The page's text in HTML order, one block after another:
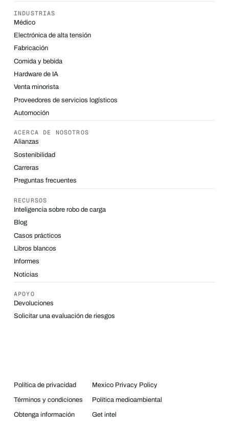
INDUSTRIAS
Médico
Electrónica de alta tensión
Fabricación
Comida y bebida
Hardware de IA
Venta minorista
Proveedores de servicios logísticos
Automoción
ACERCA DE NOSOTROS
Alianzas
Sostenibilidad
Carreras
Preguntas frecuentes
RECURSOS
Inteligencia sobre robo de carga
Blog
Casos prácticos
Libros blancos
Informes
Noticias
APOYO
Devoluciones
Solicitar una evaluación de riesgos
Política de privacidad Mexico Privacy Policy
Términos y condiciones Política medioambiental
Obtenga información Get intel